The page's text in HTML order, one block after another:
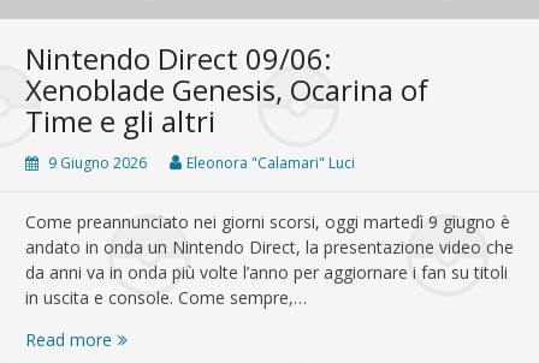
Nintendo Direct 09/06:
Xenoblade Genesis, Ocarina of
Time e gli altri
9 Giugno 2026 Eleonora "Calamari" Luci
Come preannunciato nei giorni scorsi, oggi martedì 9 giugno è
andato in onda un Nintendo Direct, la presentazione video che
da anni va in onda più volte l’anno per aggiornare i fan su titoli
in uscita e console. Come sempre,…
Read more Nintendo